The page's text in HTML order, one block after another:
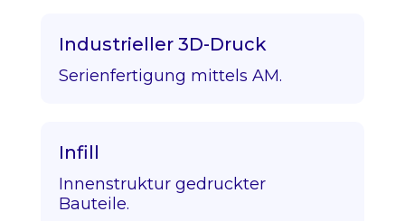
Industrieller 3D-Druck
Serienfertigung mittels AM.
Infill
Innenstruktur gedruckter
Bauteile.